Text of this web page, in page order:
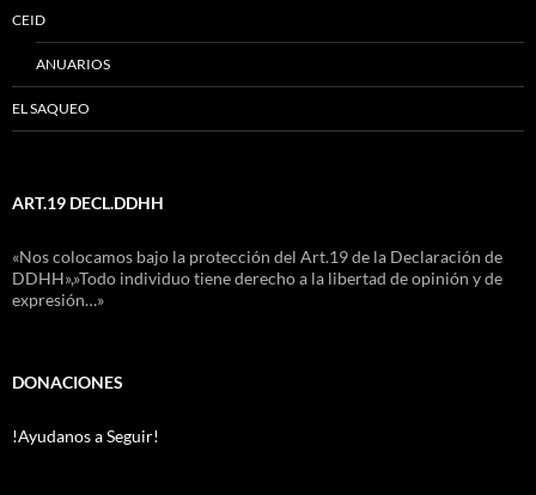
CEID
ANUARIOS
EL SAQUEO
ART.19 DECL.DDHH
«Nos colocamos bajo la protección del Art.19 de la Declaración de
DDHH»,»Todo individuo tiene derecho a la libertad de opinión y de
expresión…»
DONACIONES
!Ayudanos a Seguir!